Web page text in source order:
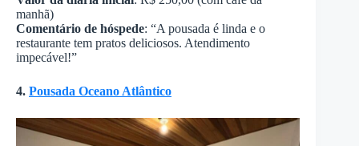
manhã)
Comentário de hóspede: “A pousada é linda e o
restaurante tem pratos deliciosos. Atendimento
impecável!”
4. Pousada Oceano Atlântico